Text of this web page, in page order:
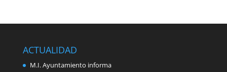
ACTUALIDAD
M.I. Ayuntamiento informa